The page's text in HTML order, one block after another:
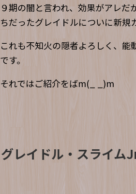
９期の闇と言われ、効果がアレ
ちだったグレイドルについに新規
これも不知火の隠者よろしく、
です。
それではご紹介をばm(_ _)m
グレイドル・スライ